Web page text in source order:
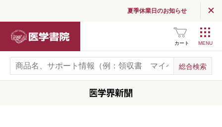
夏季休業日のお知らせ
カート